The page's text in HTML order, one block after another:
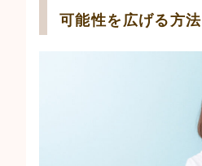
可能性を広げる方法